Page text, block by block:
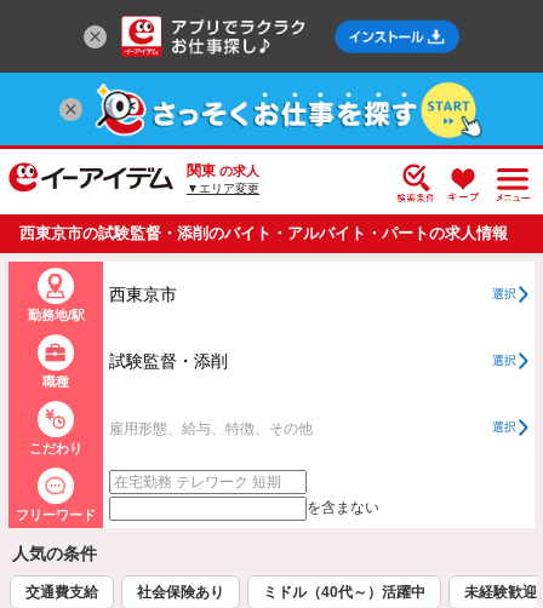
関東 の求人
▼エリア変更
西東京市の試験監督・添削のバイト・アルバイト・パートの求人情報
一覧
勤務地/駅
西東京市 選択
職種
試験監督・添削 選択
こだわり
雇用形態、給与、特徴、その他 選択
フリーワード を含まない
人気の条件
交通費支給 社会保険あり ミドル（40代～）活躍中 未経験歓迎